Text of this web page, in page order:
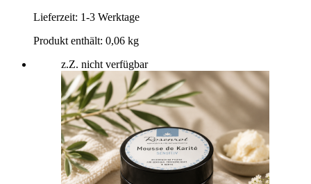
Lieferzeit: 1-3 Werktage
Produkt enthält: 0,06 kg
z.Z. nicht verfügbar